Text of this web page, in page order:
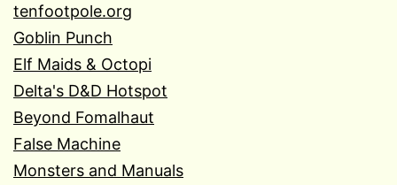
tenfootpole.org
Goblin Punch
Elf Maids & Octopi
Delta's D&D Hotspot
Beyond Fomalhaut
False Machine
Monsters and Manuals